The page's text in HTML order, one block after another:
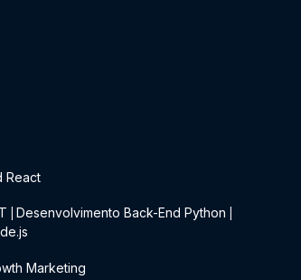
React
Desenvolvimento Back-End Python
Marketing